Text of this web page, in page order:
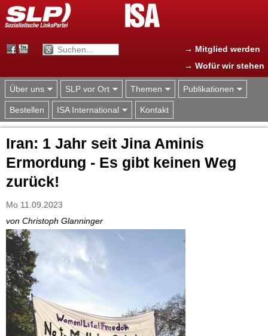
Jump to navigation
→ Mitglied werden
→ Wofür wir stehen
Über uns SLP vor Ort Themen Publikationen
Bestellen ISA International Kontakt
Iran: 1 Jahr seit Jina Aminis
Ermordung - Es gibt keinen Weg
zurück!
Mo 11.09.2023
von Christoph Glanninger